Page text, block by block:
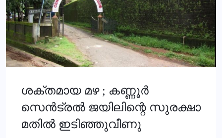
ശക്തമായ മഴ ; കണ്ണൂർ
സെൻട്രൽ ജയിലിന്റെ സുരക്ഷാ
മതിൽ ഇടിഞ്ഞുവീണു